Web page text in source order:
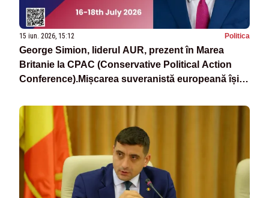
15 iun. 2026, 15:12 Politica
George Simion, liderul AUR, prezent în Marea
Britanie la CPAC (Conservative Political Action
Conference).Mișcarea suveranistă europeană își